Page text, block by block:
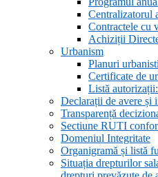
Centralizatorul
Contractele cu
Achiziții
Urbanism
Planuri
Certificate de
Listă
Declarații de avere și
Transparență
Sectiune RUTI
Domeniul Integritate
Organigramă și listă
Situația drepturilor